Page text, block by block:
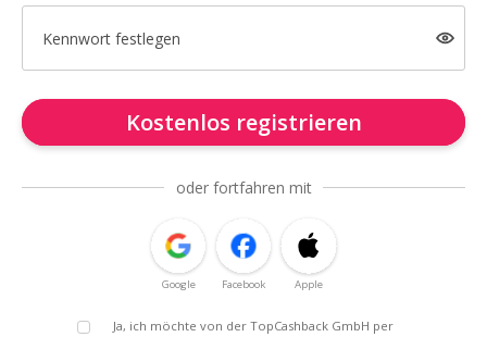
Kennwort festlegen
Kostenlos registrieren
oder fortfahren mit
Google Facebook Apple
Ja, ich möchte von der TopCashback GmbH per